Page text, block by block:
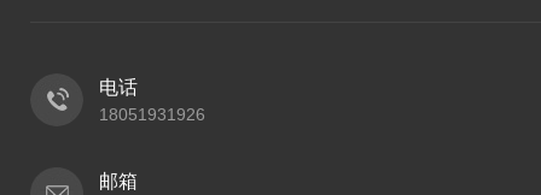
电话
18051931926
邮箱